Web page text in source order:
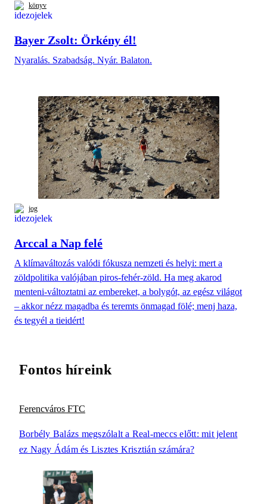
könyv
Bayer Zsolt: Örkény él!
Nyaralás. Szabadság. Nyár. Balaton.
jog
Arccal a Nap felé
A klímaváltozás valódi fókusza nemzeti és helyi: mert a
zöldpolitika valójában piros-fehér-zöld. Ha meg akarod
menteni-változtatni az embereket, a bolygót, az egész világot
– akkor nézz magadba és teremts önmagad fölé; menj haza,
és tegyél a tieidért!
Fontos híreink
Ferencváros FTC
Borbély Balázs megszólalt a Real-meccs előtt: mit jelent
ez Nagy Ádám és Lisztes Krisztián számára?